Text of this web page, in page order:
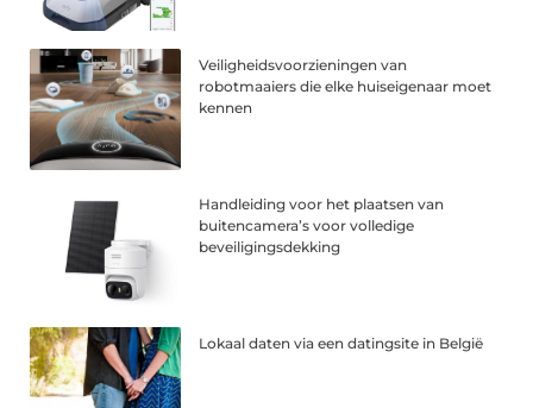
Veiligheidsvoorzieningen van
robotmaaiers die elke huiseigenaar moet
kennen
Handleiding voor het plaatsen van
buitencamera’s voor volledige
beveiligingsdekking
Lokaal daten via een datingsite in België